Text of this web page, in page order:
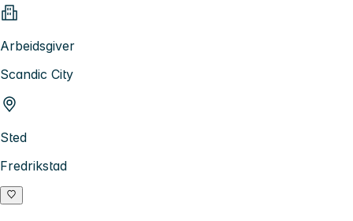
Arbeidsgiver
Scandic City
Sted
Fredrikstad